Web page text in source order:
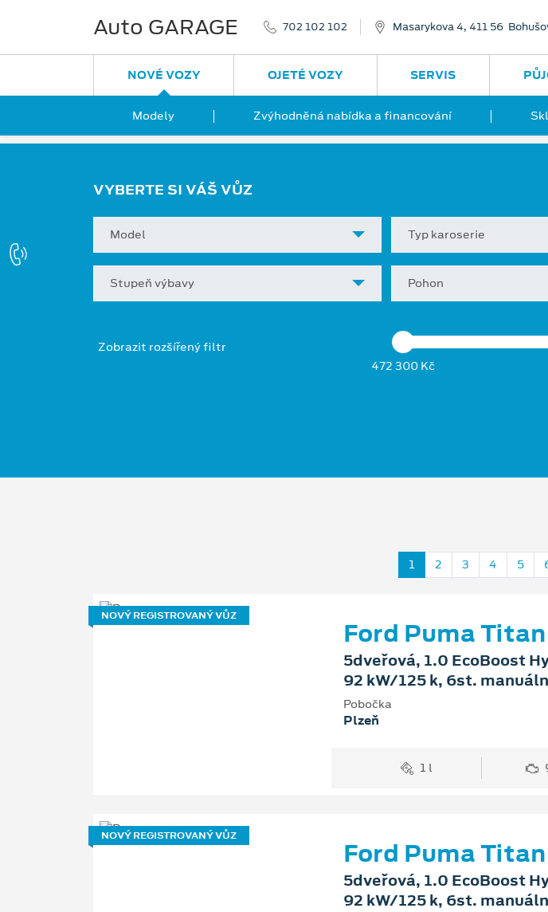
Auto GARAGE 702 102 102 Masarykova 4, 411 56
NOVÉ VOZY
Modely Zvýhodněná nabídka a financování
OJETÉ VOZY SERVIS
VYBERTE SI VÁŠ VŮZ
Model Typ karoserie
Stupeň výbavy Pohon
Zobrazit rozšířený filtr
472 300 Kč
1 2 3 4 5
NOVÝ REGISTROVANÝ VŮZ
Ford Puma
5dveřová, 1.0 EcoBoost
92 kW/125 k, 6st.
Pobočka
Plzeň
1 l
NOVÝ REGISTROVANÝ VŮZ
Ford Puma
5dveřová, 1.0 EcoBoost
92 kW/125 k, 6st.